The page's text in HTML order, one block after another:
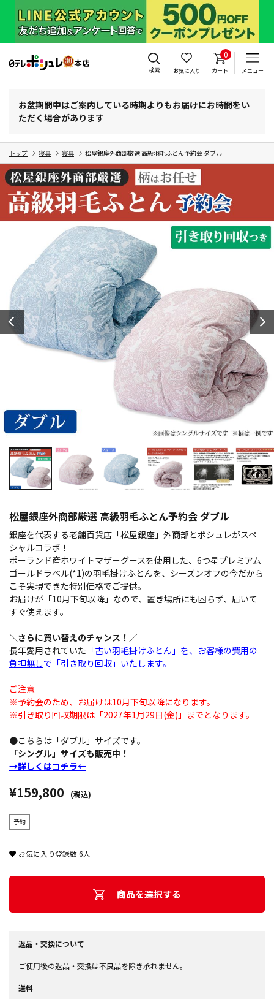
検索 お気に入り
0
カート メニュー
お盆期間中はご案内している時期よりもお届けにお時間をい
ただく場合があります
トップ 寝具 寝具 松屋銀座外商部厳選 高級羽毛ふとん予約会 ダブル
松屋銀座外商部厳選 高級羽毛ふとん予約会 ダブル
銀座を代表する老舗百貨店「松屋銀座」外商部とポシュレがスペ
シャルコラボ！
ポーランド産ホワイトマザーグースを使用した、6つ星プレミアム
ゴールドラベル(*1)の羽毛掛けふとんを、シーズンオフの今だから
こそ実現できた特別価格でご提供。
お届けが「10月下旬以降」なので、置き場所にも困らず、届いて
すぐ使えます。
＼さらに買い替えのチャンス！／
長年愛用されていた 「古い羽毛掛けふとん」を、 お客様の費用の
負担無しで「引き取り回収」いたします。
ご注意
※予約会のため、お届けは10月下旬以降になります。
※引き取り回収期限は「2027年1月29日(金)」までとなります。
●こちらは「ダブル」サイズです。
「シングル」サイズも販売中！
→詳しくはコチラ←
¥159,800 (税込)
予約
お気に入り登録数6人
商品を選択する
返品・交換について
ご使用後の返品・交換は不良品を除き承れません。
送料